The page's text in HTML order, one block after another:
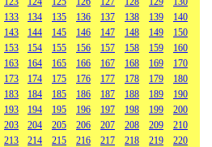
133 134 135 136 137 138 139
140
143 144 145 146 147 148 149
150
153 154 155 156 157 158 159
160
163 164 165 166 167 168 169
170
173 174 175 176 177 178 179
180
183 184 185 186 187 188 189
190
193 194 195 196 197 198 199
200
203 204 205 206 207 208 209
210
213 214 215 216 217 218 219
220